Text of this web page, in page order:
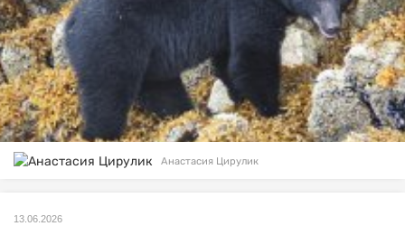
Анастасия Цирулик
13.06.2026